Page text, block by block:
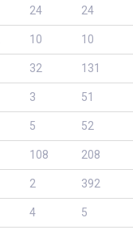
24 24
10 10
32 131
3 51
5 52
108 208
2 392
4 5